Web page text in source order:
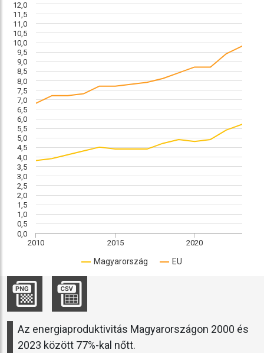
Magyarország EU
2010 2020
2015
0,0
0,5
1,0
1,5
2,0
2,5
3,0
3,5
4,0
4,5
5,0
5,5
6,0
6,5
7,0
7,5
8,0
8,5
9,0
9,5
10,0
10,5
11,0
11,5
12,0
Az energiaproduktivitás Magyarországon 2000 és
2023 között 77%-kal nőtt.